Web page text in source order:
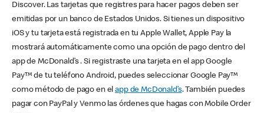
Discover. Las tarjetas que registres para hacer pagos deben ser
emitidas por un banco de Estados Unidos. Si tienes un dispositivo
iOS y tu tarjeta está registrada en tu Apple Wallet, Apple Pay la
mostrará automáticamente como una opción de pago dentro del
app de McDonald’s . Si registraste una tarjeta en el app Google
Pay™ de tu teléfono Android, puedes seleccionar Google Pay™
como método de pago en elapp de McDonald’s. También puedes
pagar con PayPal y Venmo las órdenes que hagas con Mobile Order